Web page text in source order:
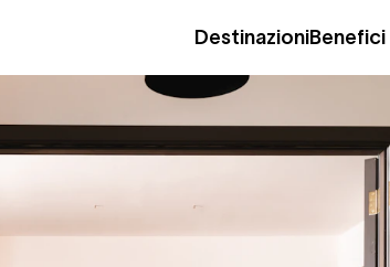
Destinazioni